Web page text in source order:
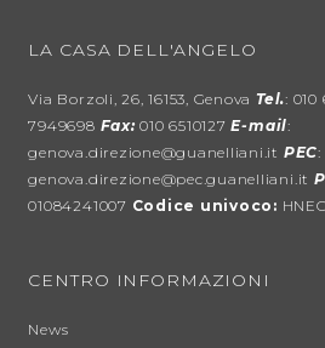
LA CASA DELL'ANGELO
Via Borzoli, 26, 16153, Genova Tel.: 010
7949698 Fax: 010 6510127E-mail:
genova.direzione@guanelliani.it PEC:
genova.direzione@pec.guanelliani.it
01084241007 Codice univoco:
CENTRO INFORMAZIONI
News